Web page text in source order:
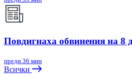
Повдигнаха обвинения на 8
преди 36 мин
Всички